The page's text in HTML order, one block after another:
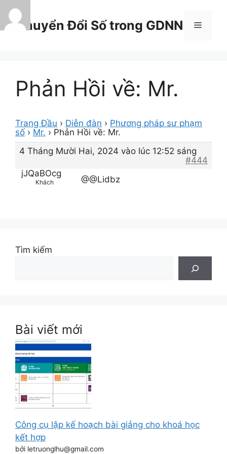
Chuyển
đến
nội
Chuyển Đổi Số trong GDNN Menu
Phản Hồi về: Mr.
Trang Đầu › Diễn đàn › Phương pháp sư phạm
số › Mr. › Phản Hồi về: Mr.
4 Tháng Mười Hai, 2024 vào lúc 12:52 sáng
#444
jJQaBOcg
Khách @@Lidbz
Tìm kiếm
Bài viết mới
Công cụ lập kế hoạch bài giảng cho khoá học
kết hợp
bởi letruonglhu@gmail.com